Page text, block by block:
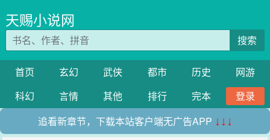
天赐小说网
搜索
首页 玄幻 武侠 都市 历史
网游
科幻
言情 其他 排行 完本
登录
追看新章节，下载本站客户端无广告APP ↓↓↓